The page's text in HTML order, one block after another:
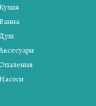
Кухня
Ванна
Душ
Опалення
Насоси